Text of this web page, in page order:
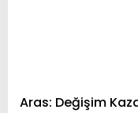
Aras: Değişim